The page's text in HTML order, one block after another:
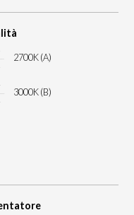
2700K (A)
3000K (B)